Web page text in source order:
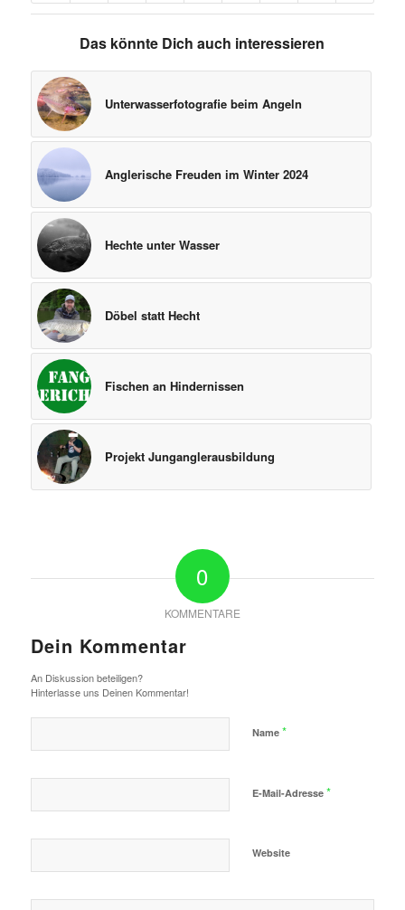
Das könnte Dich auch interessieren
Unterwasserfotografie beim Angeln
Anglerische Freuden im Winter 2024
Hechte unter Wasser
Döbel statt Hecht
Fischen an Hindernissen
Projekt Junganglerausbildung
0
KOMMENTARE
Dein Kommentar
An Diskussion beteiligen?
Hinterlasse uns Deinen Kommentar!
Name *
E-Mail-Adresse *
Website